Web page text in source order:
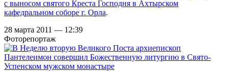
с выносом святого Креста Господня в Ахтырском
кафедральном соборе г. Орла.
28 марта 2011 — 12:39
Фоторепортаж